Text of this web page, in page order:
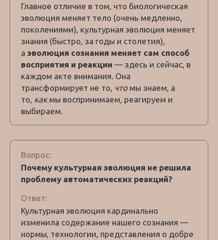
Главное отличие в том, что биологическая
эволюция меняет тело (очень медленно,
поколениями), культурная эволюция меняет
знания (быстро, за годы и столетия),
а эволюция сознания меняет сам способ
восприятия и реакции — здесь и сейчас, в
каждом акте внимания. Она
трансформирует не то, чтомы знаем, а
то, какмы воспринимаем, реагируем и
выбираем.
Вопрос:
Почему культурная эволюция не решила
проблему автоматических реакций?
Ответ:
Культурная эволюция кардинально
изменила содержание нашего сознания —
нормы, технологии, представления о добре